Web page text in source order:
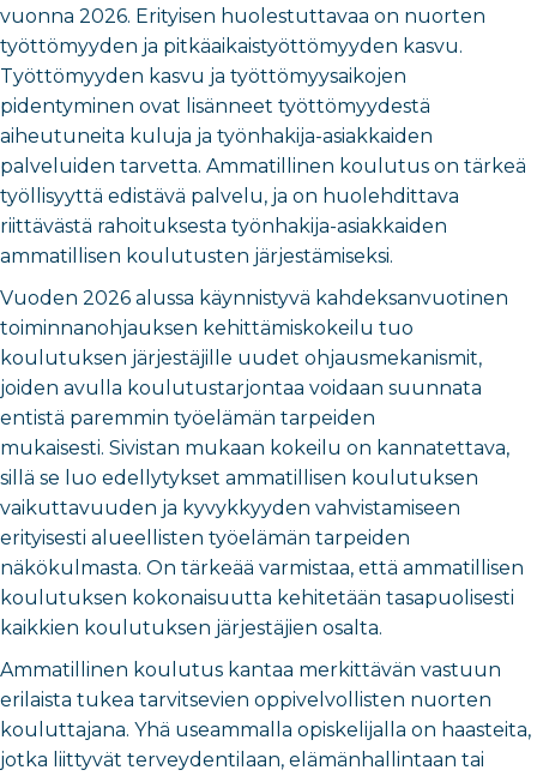
vuonna 2026. Erityisen huolestuttavaa on nuorten
työttömyyden ja pitkäaikaistyöttömyyden kasvu.
Työttömyyden kasvu ja työttömyysaikojen
pidentyminen ovat lisänneet työttömyydestä
aiheutuneita kuluja ja työnhakija-asiakkaiden
palveluiden tarvetta. Ammatillinen koulutus on tärkeä
työllisyyttä edistävä palvelu, ja on huolehdittava
riittävästä rahoituksesta työnhakija-asiakkaiden
ammatillisen koulutusten järjestämiseksi.
Vuoden 2026 alussa käynnistyvä kahdeksanvuotinen
toiminnanohjauksen kehittämiskokeilu tuo
koulutuksen järjestäjille uudet ohjausmekanismit,
joiden avulla koulutustarjontaa voidaan suunnata
entistä paremmin työelämän tarpeiden
mukaisesti. Sivistan mukaan kokeilu on kannatettava,
sillä se luo edellytykset ammatillisen koulutuksen
vaikuttavuuden ja kyvykkyyden vahvistamiseen
erityisesti alueellisten työelämän tarpeiden
näkökulmasta. On tärkeää varmistaa, että ammatillisen
koulutuksen kokonaisuutta kehitetään tasapuolisesti
kaikkien koulutuksen järjestäjien osalta.
Ammatillinen koulutus kantaa merkittävän vastuun
erilaista tukea tarvitsevien oppivelvollisten nuorten
kouluttajana. Yhä useammalla opiskelijalla on haasteita,
jotka liittyvät terveydentilaan, elämänhallintaan tai